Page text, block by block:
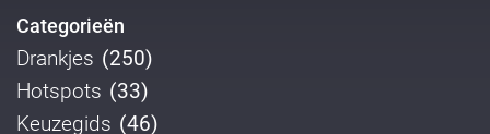
Categorieën
Drankjes (250)
Hotspots (33)
Keuzegids (46)